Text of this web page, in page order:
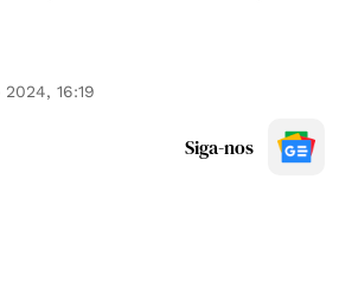
16:19
Siga-nos